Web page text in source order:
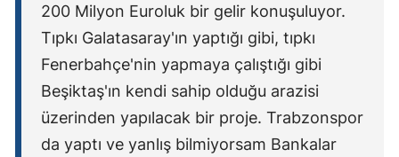
200 Milyon Euroluk bir gelir konuşuluyor.
Tıpkı Galatasaray'ın yaptığı gibi, tıpkı
Fenerbahçe'nin yapmaya çalıştığı gibi
Beşiktaş'ın kendi sahip olduğu arazisi
üzerinden yapılacak bir proje. Trabzonspor
da yaptı ve yanlış bilmiyorsam Bankalar